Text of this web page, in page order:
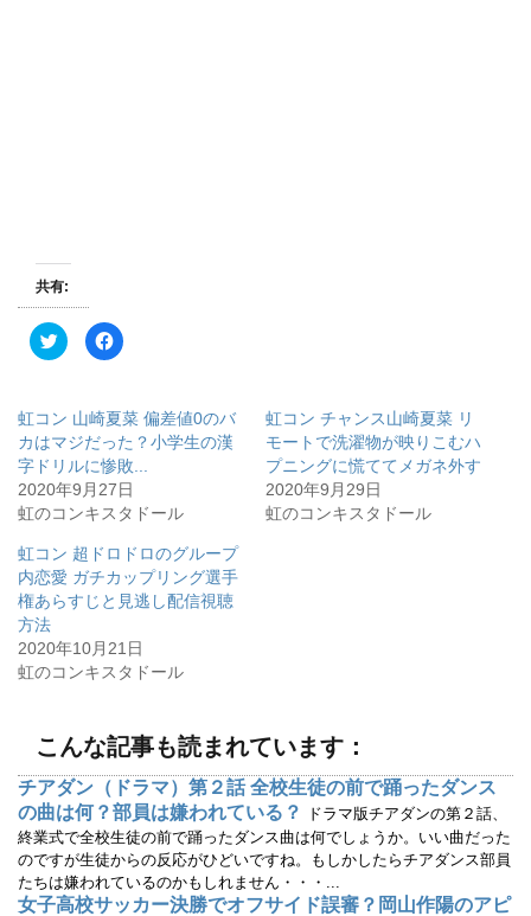
共有:
ク
リ
T
w
i
t
t
e
r
で
有
(
新
し
い
ン
ド
ウ
ま
す
F
a
o
o
k
で
共
有
す
る
に
ク
リ
ッ
ク
し
だ
さ
い
い
ウ
ィ
ン
ド
ウ
で
開
き
ま
す
)
虹コン 山崎夏菜 偏差値0のバ
カはマジだった？小学生の漢
字ドリルに惨敗...
2020年9月27日
虹のコンキスタドール
虹コン チャンス山崎夏菜 リ
モートで洗濯物が映りこむハ
プニングに慌ててメガネ外す
2020年9月29日
虹のコンキスタドール
虹コン 超ドロドロのグループ
内恋愛 ガチカップリング選手
権あらすじと見逃し配信視聴
方法
2020年10月21日
虹のコンキスタドール
こんな記事も読まれています：
チアダン（ドラマ）第２話 全校生徒の前で踊ったダンス
の曲は何？部員は嫌われている？
ドラマ版チアダンの第２話、
終業式で全校生徒の前で踊ったダンス曲は何でしょうか。いい曲だった
のですが生徒からの反応がひどいですね。もしかしたらチアダンス部員
たちは嫌われているのかもしれません・・・...
女子高校サッカー決勝でオフサイド誤審？岡山作陽のアピ